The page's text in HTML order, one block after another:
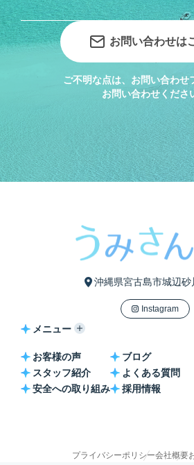
お問い合わせは
ご不明な点は、お問い合わせ
お問い合わせくださ
沖縄県宮古島市城辺砂
Instagram
メニュー
お客様の声 ブログ
スタッフ紹介
よくある質問
安全への取り組み
採用情報
プライバシーポリシー会社概要